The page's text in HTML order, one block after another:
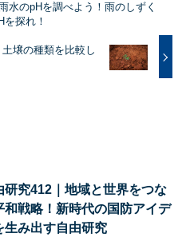
水のpHを調べよう！雨のしずく
探れ！
土壌の種類を比較し
研究412｜地域と世界をつな
和戦略！新時代の国防アイデ
生み出す自由研究